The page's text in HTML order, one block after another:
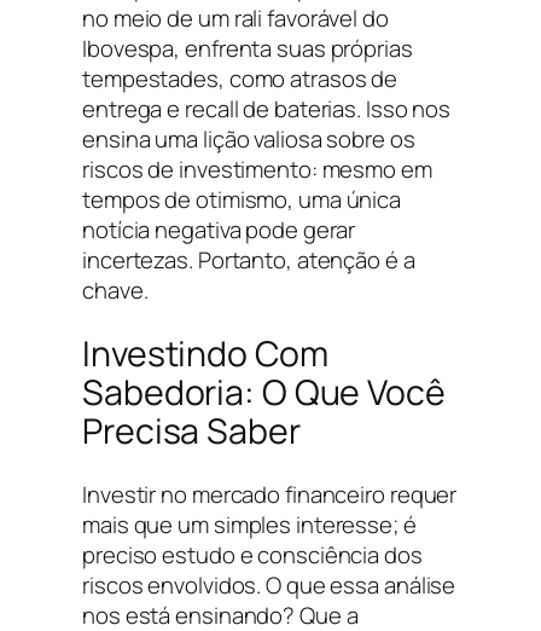
no meio de um rali favorável do
Ibovespa, enfrenta suas próprias
tempestades, como atrasos de
entrega e recall de baterias. Isso nos
ensina uma lição valiosa sobre os
riscos de investimento: mesmo em
tempos de otimismo, uma única
notícia negativa pode gerar
incertezas. Portanto, atenção é a
chave.
Investindo Com
Sabedoria: O Que Você
Precisa Saber
Investir no mercado financeiro requer
mais que um simples interesse; é
preciso estudo e consciência dos
riscos envolvidos. O que essa análise
nos está ensinando? Que a